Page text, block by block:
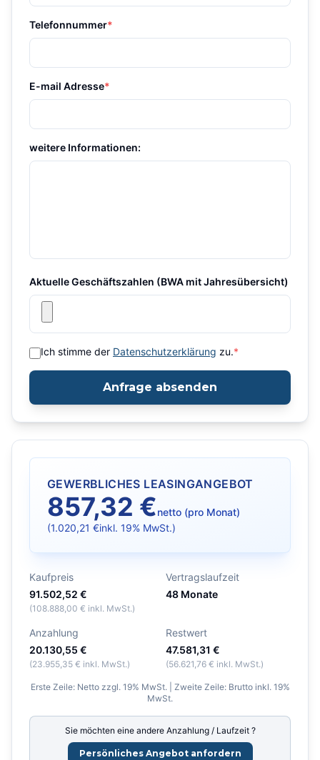
Telefonnummer*
E-mail Adresse*
weitere Informationen:
Aktuelle Geschäftszahlen (BWA mit Jahresübersicht)
Ich stimme der Datenschutzerklärung zu.*
Anfrage absenden
GEWERBLICHES LEASINGANGEBOT
857,32 €netto (pro Monat)
(1.020,21 €inkl. 19% MwSt.)
Kaufpreis
91.502,52 €
(108.888,00 € inkl. MwSt.)
Vertragslaufzeit
48 Monate
Anzahlung
20.130,55 €
(23.955,35 € inkl. MwSt.)
Restwert
47.581,31 €
(56.621,76 € inkl. MwSt.)
Erste Zeile: Netto zzgl. 19% MwSt. | Zweite Zeile: Brutto inkl. 19%
MwSt.
Sie möchten eine andere Anzahlung / Laufzeit ?
Persönliches Angebot anfordern